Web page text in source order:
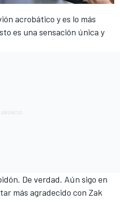
acrobático y es lo más
es una sensación única y
De verdad. Aún sigo en
más agradecido con Zak